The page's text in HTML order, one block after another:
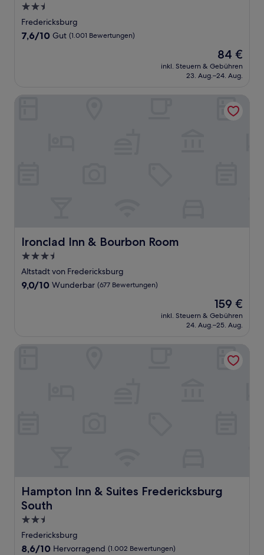
2.5-
Sterne-
Unterkunft
Fredericksburg
7.6
7,6/10 Gut (1.001 Bewertungen)
Der
Preis
beträgt
84 €
inkl. Steuern & Gebühren
23. Aug.–24. Aug.
Ironclad Inn & Bourbon Room
Ironclad Inn & Bourbon Room
3.5-
Sterne-
Unterkunft
Altstadt von Fredericksburg
9.0
9,0/10 Wunderbar (677 Bewertungen)
Der
Preis
beträgt
159 €
inkl. Steuern & Gebühren
24. Aug.–25. Aug.
Hampton Inn & Suites Fredericksburg
South
Hampton Inn & Suites Fredericksburg South
2.5-
Sterne-
Unterkunft
Fredericksburg
8.6
8,6/10 Hervorragend (1.002 Bewertungen)